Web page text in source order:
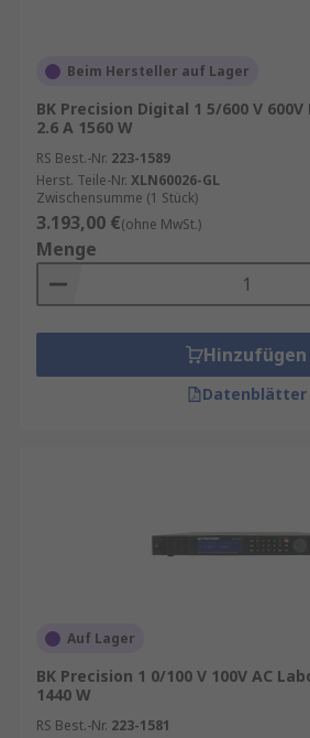
Beim Hersteller auf Lager
BK Precision Digital 1 5/600 V
2.6 A 1560 W
RS Best.-Nr. 223-1589
Herst. Teile-Nr. XLN60026-GL
Zwischensumme (1 Stück)
3.193,00 €(ohne MwSt.)
Menge
Hinzufügen
Datenblätter
Auf Lager
BK Precision 1 0/100 V 100V AC
1440 W
RS Best.-Nr. 223-1581